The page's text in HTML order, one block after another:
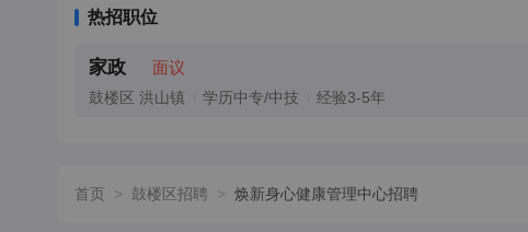
热招职位
家政 面议
鼓楼区 洪山镇 学历中专/中技 经验3-5年
首页 > 鼓楼区招聘 > 焕新身心健康管理中心招聘